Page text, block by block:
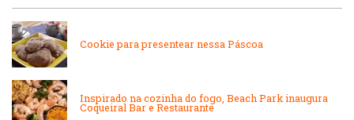
Lanchonetes
Cookie para presentear nessa Páscoa
Inspirado na cozinha do fogo, Beach Park inaugura
Coqueiral Bar e Restaurante